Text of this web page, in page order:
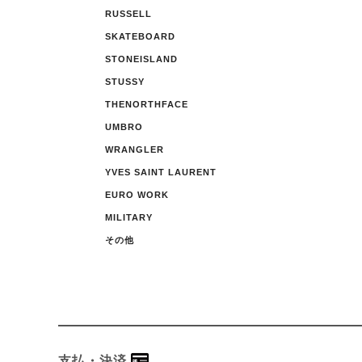
RUSSELL
SKATEBOARD
STONEISLAND
STUSSY
THENORTHFACE
UMBRO
WRANGLER
YVES SAINT LAURENT
EURO WORK
MILITARY
その他